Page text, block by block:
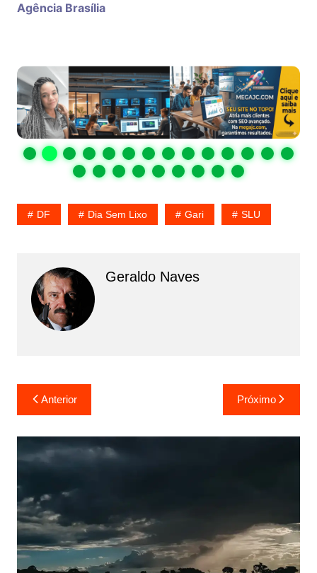
Agência Brasília
DF Dia Sem Lixo Gari SLU
Geraldo Naves
Navegação
de
Post
Anterior Próximo